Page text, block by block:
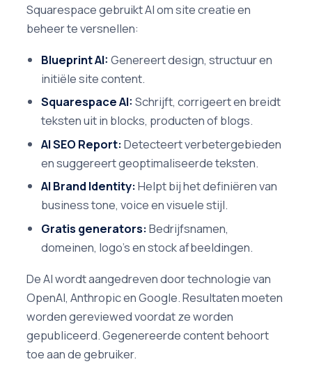
Squarespace gebruikt AI om site creatie en
beheer te versnellen:
Blueprint AI: Genereert design, structuur en
initiële site content.
Squarespace AI: Schrijft, corrigeert en breidt
teksten uit in blocks, producten of blogs.
AI SEO Report:Detecteert verbetergebieden
en suggereert geoptimaliseerde teksten.
AI Brand Identity:Helpt bij het definiëren van
business tone, voice en visuele stijl.
Gratis generators:Bedrijfsnamen,
domeinen, logo's en stock afbeeldingen.
De AI wordt aangedreven door technologie van
OpenAI, Anthropic en Google. Resultaten moeten
worden gereviewed voordat ze worden
gepubliceerd. Gegenereerde content behoort
toe aan de gebruiker.